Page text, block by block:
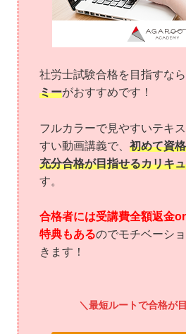
社労士試験合格を目指すなら
ミーがおすすめです！
フルカラーで見やすいテキ
すい動画講義で、 初めて資
充分合格が目指せるカリキ
す。
合格者には受講費全額返金
特典もあるのでモチベーシ
きます！
最短ルートで合格が